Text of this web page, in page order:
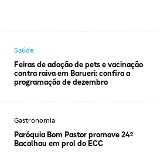
Saúde
Feiras de adoção de pets e vacinação
contra raiva em Barueri: confira a
programação de dezembro
Gastronomia
Paróquia Bom Pastor promove 24º
Bacalhau em prol do ECC